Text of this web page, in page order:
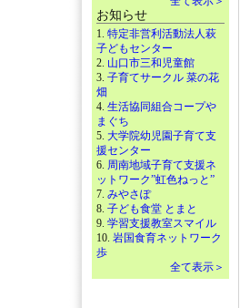
お知らせ
1. 特定非営利活動法人萩
子どもセンター
2. 山口市三和児童館
3. 子育てサークル 菜の花
畑
4. 生活協同組合コープや
まぐち
5. 大学院幼児園子育て支
援センター
6. 周南地域子育て支援ネ
ットワーク”虹色ねっと”
7. みやさぽ
8. 子ども食堂 とまと
9. 学習支援教室スマイル
10. 岩国食育ネットワーク
歩
全て表示＞